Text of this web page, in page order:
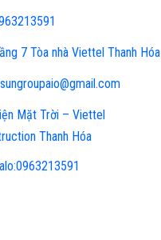
7 Tòa nhà Viettel Thanh Hóa
Mặt Trời – Viettel
Thanh Hóa